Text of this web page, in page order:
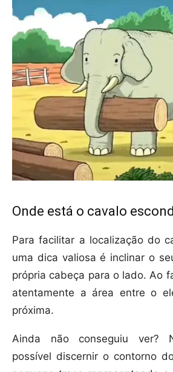
Onde está o cavalo
Para facilitar a localização do
uma dica valiosa é inclinar o
própria cabeça para o lado. Ao
atentamente a área entre o
próxima.
Ainda não conseguiu ver?
possível discernir o contorno